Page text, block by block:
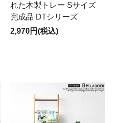
れた木製トレー Sサイズ
完成品 DTシリーズ
2,970円(税込)